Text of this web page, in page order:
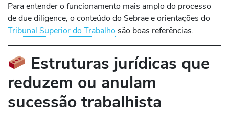
Para entender o funcionamento mais amplo do processo
de due diligence, o conteúdo do Sebrae e orientações do
Tribunal Superior do Trabalho são boas referências.
Estruturas jurídicas que
reduzem ou anulam
sucessão trabalhista